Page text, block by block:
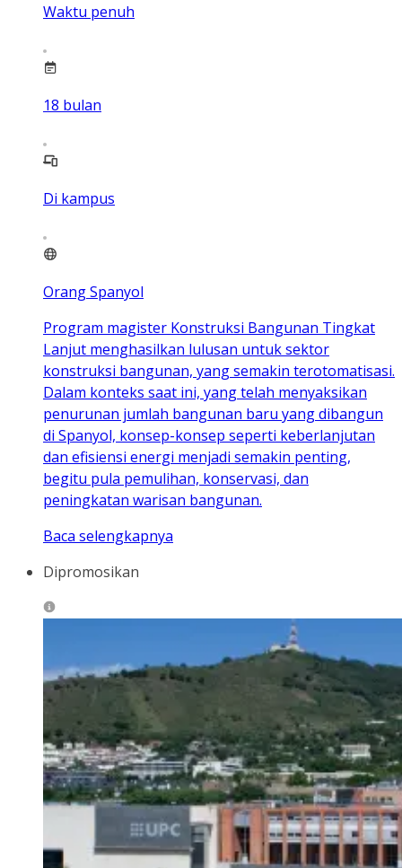
Waktu penuh
18 bulan
Di kampus
Orang Spanyol
Program magister Konstruksi Bangunan Tingkat
Lanjut menghasilkan lulusan untuk sektor
konstruksi bangunan, yang semakin terotomatisasi.
Dalam konteks saat ini, yang telah menyaksikan
penurunan jumlah bangunan baru yang dibangun
di Spanyol, konsep-konsep seperti keberlanjutan
dan efisiensi energi menjadi semakin penting,
begitu pula pemulihan, konservasi, dan
peningkatan warisan bangunan.
Baca selengkapnya
Dipromosikan